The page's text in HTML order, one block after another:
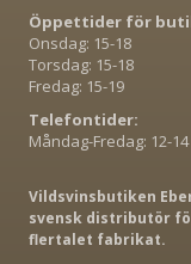
Öppettider för
Onsdag: 15-18
Torsdag: 15-18
Fredag: 15-19
Telefontider:
Måndag-Fredag: 12-14
Vildsvinsbutiken
svensk distributör
flertalet fabrikat.